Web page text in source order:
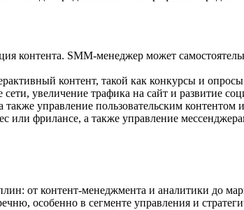
контента. SMM-менеджер может
контент, такой как конкурсы и
увеличение трафика на сайт и развитие
управление пользовательским контентом
или фрилансе, а также управление
от контент-менеджмента и аналитики до
особенно в сегменте управления и